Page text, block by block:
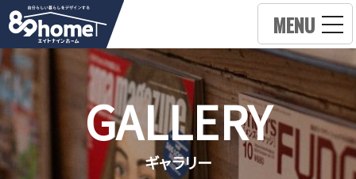
MENU
GALLERY
ギャラリー